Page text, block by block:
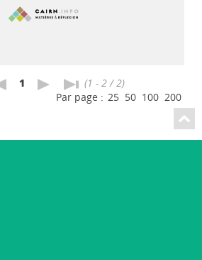
1
(1 - 2 / 2)
Par page : 25 50 100 200